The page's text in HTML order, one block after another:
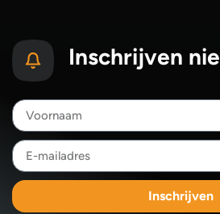
Inschrijven
Inschrijven